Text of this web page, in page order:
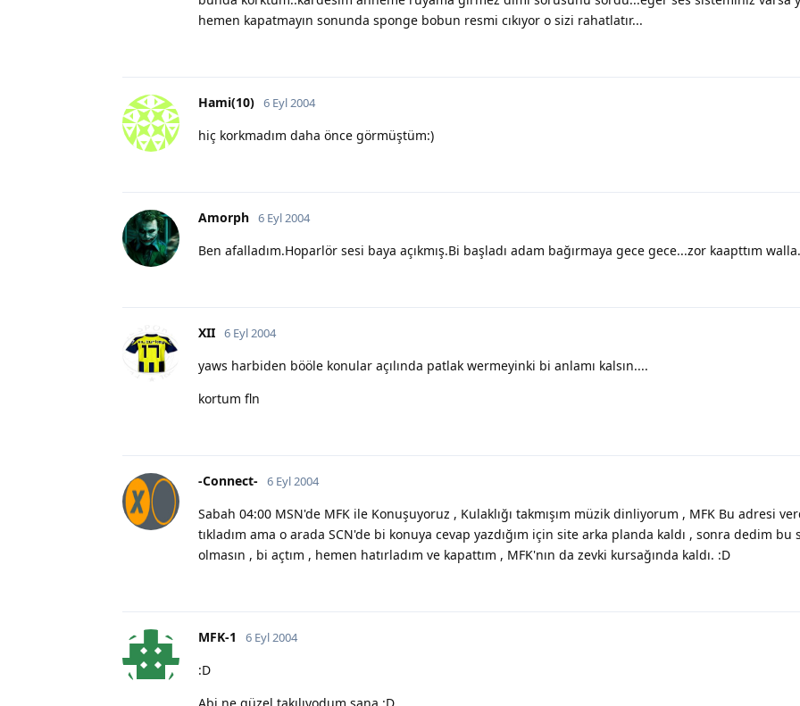
hemen kapatmayın sonunda sponge bobun resmi cıkıyor o sizi rahatlatır...
Hami(10) 6 Eyl 2004
hiç korkmadım daha önce görmüştüm:)
Amorph 6 Eyl 2004
Ben afalladım.Hoparlör sesi baya açıkmış.Bi başladı adam bağırmaya gece gece...zor kaapttım
XII 6 Eyl 2004
yaws harbiden bööle konular açılında patlak wermeyinki bi anlamı kalsın....
kortum fln
-Connect- 6 Eyl 2004
Sabah 04:00 MSN'de MFK ile Konuşuyoruz , Kulaklığı takmışım müzik dinliyorum , MFK Bu adresi
tıkladım ama o arada SCN'de bi konuya cevap yazdığım için site arka planda kaldı , sonra dedim bu
olmasın , bi açtım , hemen hatırladım ve kapattım , MFK'nın da zevki kursağında kaldı. :D
MFK-1 6 Eyl 2004
:D